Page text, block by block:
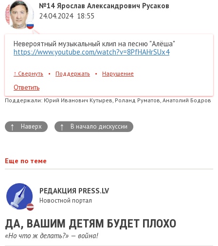
№14 Ярослав Александрович Русаков
24.04.2024 18:55
Невероятный музыкальный клип на песню "Алёша"
https://www.youtube.com/watch?v=8PfHAHrSUx4
↑ Свернуть • Поддержать • Нарушение
Ответить
Поддержали: Юрий Иванович Кутырев, Роланд Руматов, Анатолий Бодров
↑ Наверх ↑ В начало дискуссии
Еще по теме
РЕДАКЦИЯ PRESS.LV
Новостной портал
ДА, ВАШИМ ДЕТЯМ БУДЕТ ПЛОХО
«Но что ж делать?» — война!